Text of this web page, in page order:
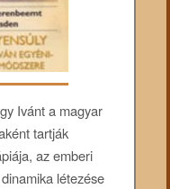
Ivánt a magyar
tartják
az emberi
létezése